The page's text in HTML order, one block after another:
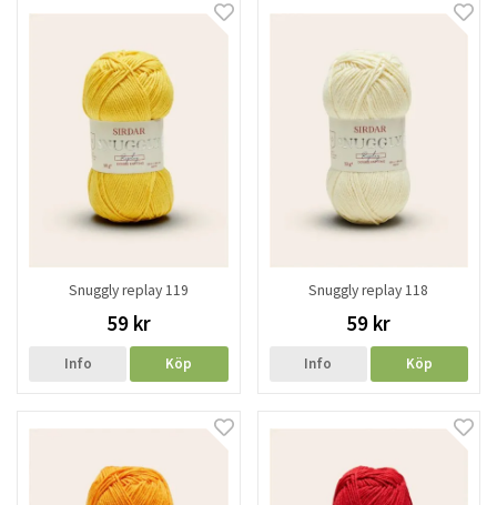
Snuggly replay 119
59 kr
Info Köp
Snuggly replay 118
59 kr
Info Köp